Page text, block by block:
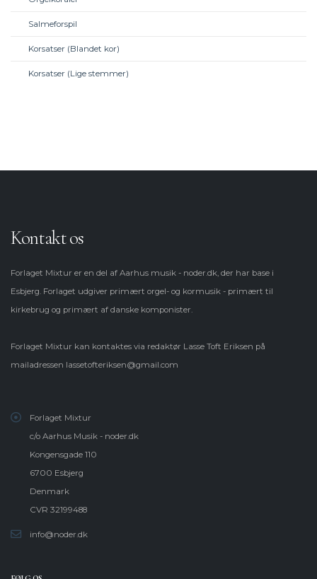
Salmeforspil
Korsatser (Blandet kor)
Korsatser (Lige stemmer)
Kontakt os
Forlaget Mixtur er en del af Aarhus musik - noder.dk, der har base i
Esbjerg. Forlaget udgiver primært orgel- og kormusik - primært til
kirkebrug og primært af danske komponister.
Forlaget Mixtur kan kontaktes via redaktør Lasse Toft Eriksen på
mailadressen lassetofteriksen@gmail.com
Forlaget Mixtur
c/o Aarhus Musik - noder.dk
Kongensgade 110
6700 Esbjerg
Denmark
CVR 32199488
info@noder.dk